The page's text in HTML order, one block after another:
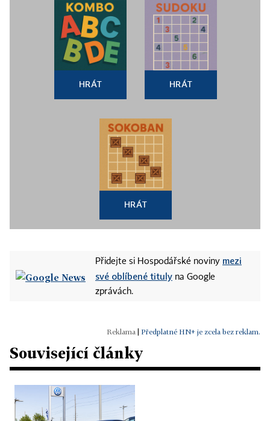
HRÁT HRÁT
HRÁT
Přidejte si Hospodářské noviny mezi
své oblíbené tituly na Google
zprávách.
Předplatné HN+ je zcela bez reklam.
Související články